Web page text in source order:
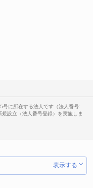
に所在する法人です（法人番号:
設立（法人番号登録）を実施しま
表示する